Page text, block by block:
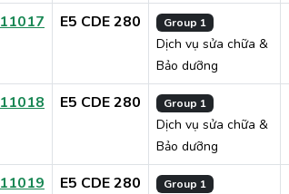
11017 E5 CDE 280 Group 1
Dịch vụ sửa chữa &
Bảo dưỡng
11018 E5 CDE 280 Group 1
Dịch vụ sửa chữa &
Bảo dưỡng
11019 E5 CDE 280 Group 1